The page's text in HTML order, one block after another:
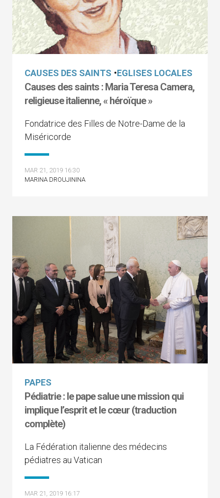
CAUSES DES SAINTS •EGLISES LOCALES
Causes des saints : Maria Teresa Camera,
religieuse italienne, « héroïque »
Fondatrice des Filles de Notre-Dame de la
Miséricorde
MAR 21, 2019 16:30
MARINA DROUJININA
PAPES
Pédiatrie : le pape salue une mission qui
implique l’esprit et le cœur (traduction
complète)
La Fédération italienne des médecins
pédiatres au Vatican
MAR 21, 2019 16:17